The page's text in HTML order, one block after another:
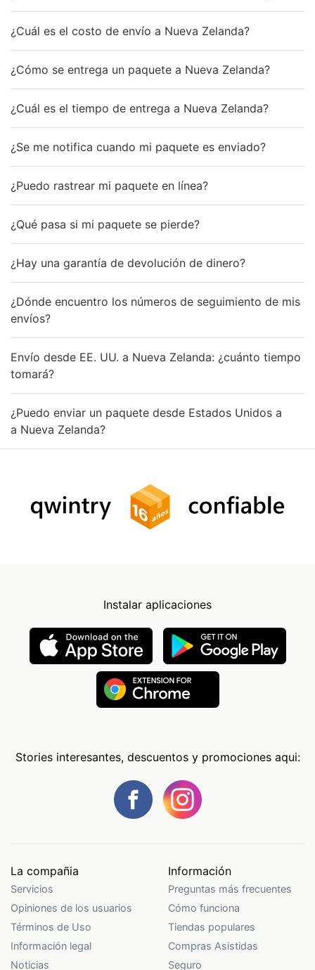
¿Cuál es el costo de envío a Nueva Zelanda?
¿Cómo se entrega un paquete a Nueva Zelanda?
¿Cuál es el tiempo de entrega a Nueva Zelanda?
¿Se me notifica cuando mi paquete es enviado?
¿Puedo rastrear mi paquete en línea?
¿Qué pasa si mi paquete se pierde?
¿Hay una garantía de devolución de dinero?
¿Dónde encuentro los números de seguimiento de mis
envíos?
Envío desde EE. UU. a Nueva Zelanda: ¿cuánto tiempo
tomará?
¿Puedo enviar un paquete desde Estados Unidos a
a Nueva Zelanda?
Instalar aplicaciones
Stories interesantes, descuentos y promociones aqui:
La compañia
Servicios
Opiniones de los usuarios
Términos de Uso
Información legal
Noticias
Información
Preguntas más frecuentes
Cómo funciona
Tiendas populares
Compras Asistidas
Seguro